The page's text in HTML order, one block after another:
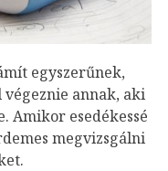
egyszerűnek,
annak, aki
Amikor esedékessé
megvizsgálni